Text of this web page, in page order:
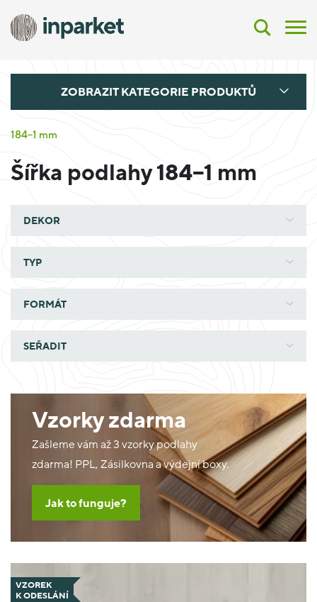
ZOBRAZIT KATEGORIE PRODUKTŮ
184--1 mm
Šířka podlahy 184--1 mm
DEKOR
TYP
FORMÁT
SEŘADIT
Vzorky zdarma
Zašleme vám až 3 vzorky podlahy
zdarma! PPL, Zásilkovna a výdejní boxy.
Jak to funguje?
VZOREK
K ODESLÁNÍ